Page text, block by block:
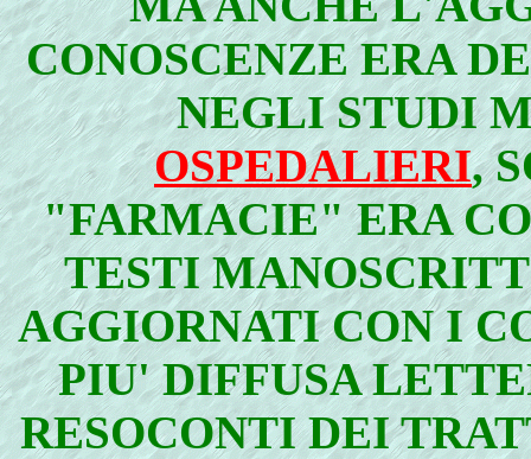
CONOSCENZE ERA
NEGLI STUDI
OSPEDALIERI,
"FARMACIE" ERA
TESTI
AGGIORNATI CON I
PIU' DIFFUSA
RESOCONTI DEI